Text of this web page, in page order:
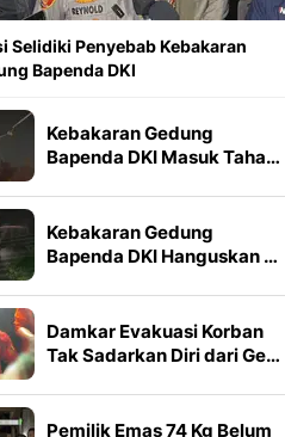
Selidiki Penyebab Kebakaran
Bapenda DKI
Kebakaran Gedung
Bapenda DKI Masuk Taha…
Kebakaran Gedung
Bapenda DKI Hanguskan …
Damkar Evakuasi Korban
Tak Sadarkan Diri dari Ge…
Pemilik Emas 74 Kg Belum